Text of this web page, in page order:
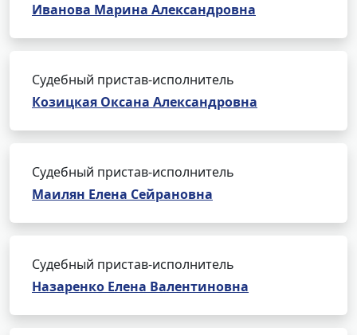
Иванова Марина Александровна
Судебный пристав-исполнитель
Козицкая Оксана Александровна
Судебный пристав-исполнитель
Маилян Елена Сейрановна
Судебный пристав-исполнитель
Назаренко Елена Валентиновна